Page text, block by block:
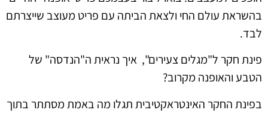
בהשראת עולם החי ולצאת הביתה עם פריט מעוצב שייצרתם
לבד.
פינת חקר ל"מגלים צעירים", איך נראית ה"הנדסה" של
הטבע והאופנה מקרוב?
בפינת החקר האינטראקטיבית תגלו מה באמת מסתתר בתוך